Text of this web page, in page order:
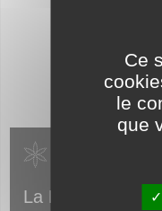
Campings
La Pierre Verte
Ce
le
que